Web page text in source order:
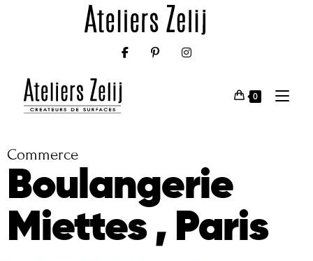
0
Commerce
Boulangerie
Miettes , Paris